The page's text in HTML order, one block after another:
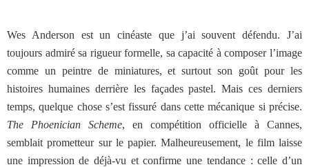
Wes Anderson est un cinéaste que j’ai souvent défendu. J’ai
toujours admiré sa rigueur formelle, sa capacité à composer l’image
comme un peintre de miniatures, et surtout son goût pour les
histoires humaines derrière les façades pastel. Mais ces derniers
temps, quelque chose s’est fissuré dans cette mécanique si précise.
The Phoenician Scheme, en compétition officielle à Cannes,
semblait prometteur sur le papier. Malheureusement, le film laisse
une impression de déjà-vu et confirme une tendance : celle d’un